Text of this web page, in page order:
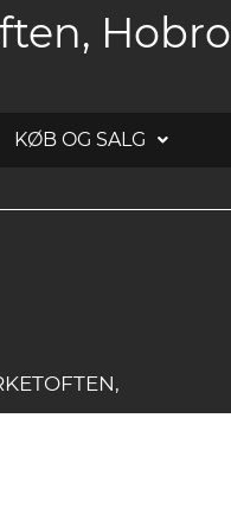
Hobro
KØB OG SALG